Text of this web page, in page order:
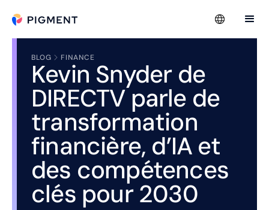
BLOG FINANCE
Kevin Snyder de
DIRECTV parle de
transformation
financière, d’IA et
des compétences
clés pour 2030